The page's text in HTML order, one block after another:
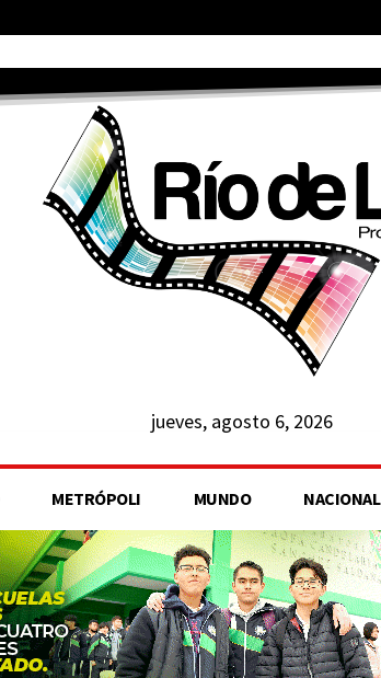
jueves, agosto 6, 2026
METRÓPOLI MUNDO NACIONAL